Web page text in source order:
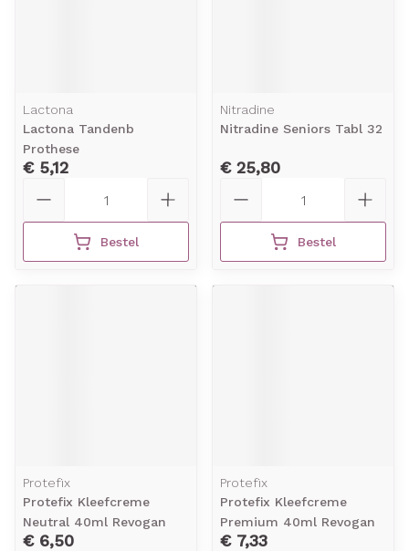
Lactona
Lactona Tandenb
Prothese
€ 5,12
Bestel
Nitradine
Nitradine Seniors Tabl 32
€ 25,80
Bestel
Protefix
Protefix Kleefcreme
Neutral 40ml Revogan
€ 6,50
Protefix
Protefix Kleefcreme
Premium 40ml Revogan
€ 7,33